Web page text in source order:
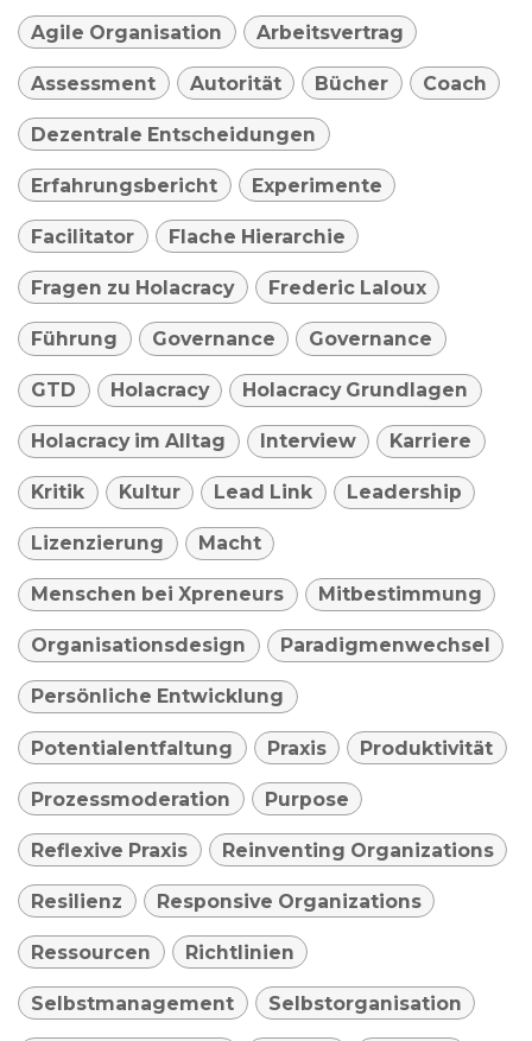
Agile Organisation Arbeitsvertrag
Assessment Autorität Bücher Coach
Dezentrale Entscheidungen
Erfahrungsbericht Experimente
Facilitator Flache Hierarchie
Fragen zu Holacracy Frederic Laloux
Führung Governance Governance
GTD Holacracy Holacracy Grundlagen
Holacracy im Alltag Interview Karriere
Kritik Kultur Lead Link Leadership
Lizenzierung Macht
Menschen bei Xpreneurs Mitbestimmung
Organisationsdesign Paradigmenwechsel
Persönliche Entwicklung
Potentialentfaltung Praxis Produktivität
Prozessmoderation Purpose
Reflexive Praxis Reinventing Organizations
Resilienz Responsive Organizations
Ressourcen Richtlinien
Selbstmanagement Selbstorganisation